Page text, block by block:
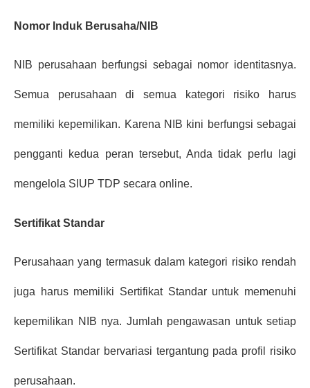
Nomor Induk Berusaha/NIB
NIB perusahaan berfungsi sebagai nomor identitasnya.
Semua perusahaan di semua kategori risiko harus
memiliki kepemilikan. Karena NIB kini berfungsi sebagai
pengganti kedua peran tersebut, Anda tidak perlu lagi
mengelola SIUP TDP secara online.
Sertifikat Standar
Perusahaan yang termasuk dalam kategori risiko rendah
juga harus memiliki Sertifikat Standar untuk memenuhi
kepemilikan NIB nya. Jumlah pengawasan untuk setiap
Sertifikat Standar bervariasi tergantung pada profil risiko
perusahaan.